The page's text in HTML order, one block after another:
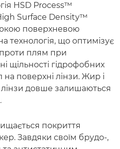
HSD Process™
Surface Density™
поверхневою
технологія, що оптимізує
плям при
щільності гідрофобних
поверхні лінзи. Жир і
лінзи довше залишаються
покриття
Завдяки своїм брудо-,